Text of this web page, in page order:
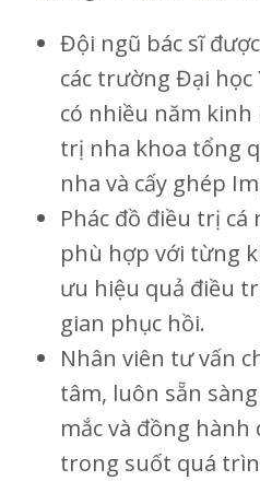
Đội ngũ bác sĩ
các trường Đại học
có nhiều năm
trị nha khoa tổng
nha và cấy ghép
Phác đồ điều trị
phù hợp với từng
ưu hiệu quả điều
gian phục hồi.
Nhân viên tư vấn
tâm, luôn sẵn
mắc và đồng
trong suốt quá